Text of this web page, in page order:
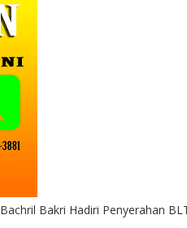
Bachril Bakri Hadiri Penyerahan